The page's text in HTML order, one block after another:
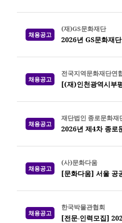
채용공고
(재)GS문화재단
2026년 GS문화재
채용공고
전국지역문화재단연
[(재)인천광역시부
채용공고
재단법인 종로문화재
2026년 제4차 종로
채용공고
(사)문화다움
[문화다움] 서울 공
채용공고
한국박물관협회
[전문-인력모집]